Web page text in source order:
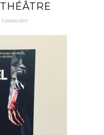
Commenter